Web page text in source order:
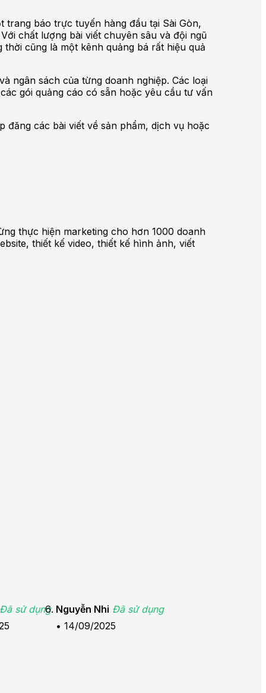
trang báo trực tuyến hàng đầu tại Sài Gòn,
chất lượng bài viết chuyên sâu và đội ngũ
cũng là một kênh quảng bá rất hiệu quả
ngân sách của từng doanh nghiệp. Các loại
gói quảng cáo có sẵn hoặc yêu cầu tư vấn
đăng các bài viết về sản phẩm, dịch vụ hoặc
thực hiện marketing cho hơn 1000 doanh
thiết kế video, thiết kế hình ảnh, viết
Đã sử dụng Nguyễn Nhi Đã sử dụng
• 14/09/2025